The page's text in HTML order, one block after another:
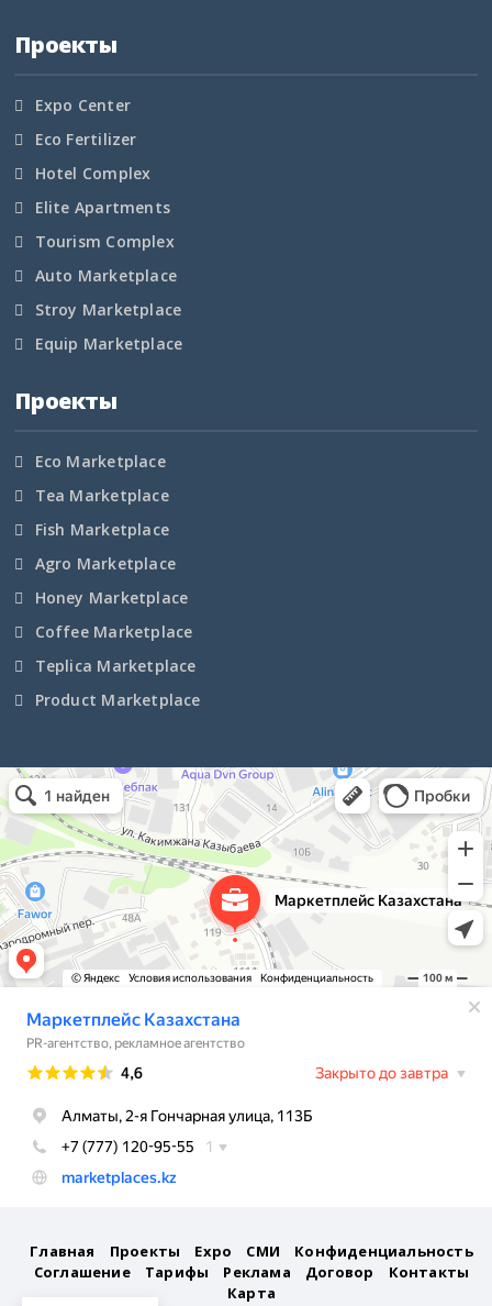
Красноярский край
Курганская область
Липецкая область
Магаданская область
Московская область
Ненецкий АО
Нижегородская область
Новгородская область
Новосибирская область
Омская область
Оренбургская область
Пензенская область
Пермский край
Приморский край
Псковская область
Проекты
Expo Center
Eco Fertilizer
Hotel Complex
Elite Apartments
Tourism Complex
Auto Marketplace
Stroy Marketplace
Equip Marketplace
Проекты
Eco Marketplace
Tea Marketplace
Fish Marketplace
Agro Marketplace
Honey Marketplace
Coffee Marketplace
Teplica Marketplace
Product Marketplace
Маркетплейс Казахстана
Рекламное агентство в Алматы
Информационное агентство в Алматы
Главная Проекты Expo СМИ
Конфиденциальность
Соглашение
Тарифы Реклама Договор
Контакты
Карта